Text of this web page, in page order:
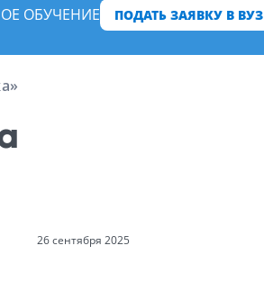
ОБУЧЕНИЕ ПОДАТЬ ЗАЯВКУ В ВУЗ
26 сентября 2025